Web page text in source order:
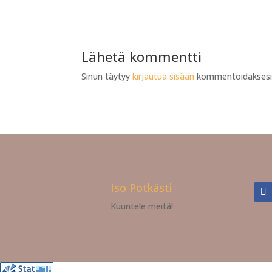
Lähetä kommentti
Sinun täytyykirjautua sisään
Iso Potkästi
Kuuntele meitä!